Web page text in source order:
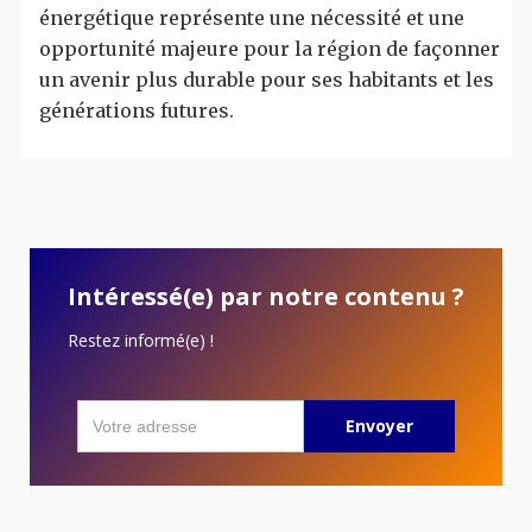
énergétique représente une nécessité et une
opportunité majeure pour la région de façonner
un avenir plus durable pour ses habitants et les
générations futures.
Intéressé(e) par notre contenu ?
Restez informé(e) !